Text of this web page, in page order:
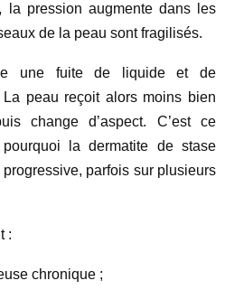
la pression augmente dans les
de la peau sont fragilisés.
une fuite de liquide et de
peau reçoit alors moins bien
change d’aspect. C’est ce
la dermatite de stase
parfois sur plusieurs
:
chronique ;